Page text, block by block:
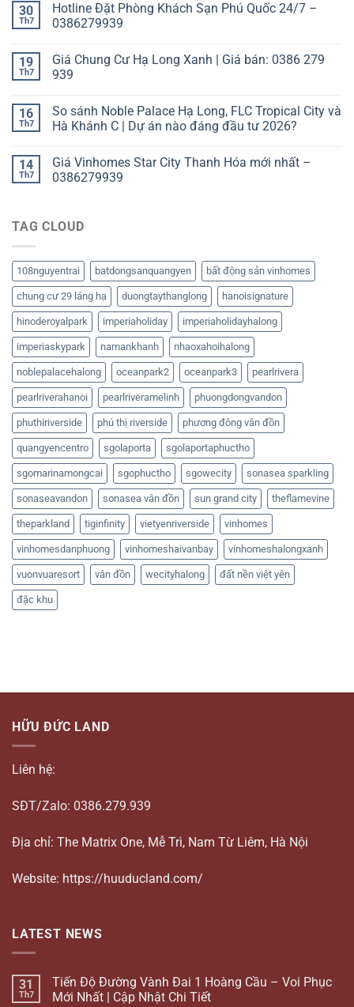
30
Th7
Hotline Đặt Phòng Khách Sạn Phú Quốc 24/7 –
0386279939
19
Th7
Giá Chung Cư Hạ Long Xanh | Giá bán: 0386 279
939
16
Th7
So sánh Noble Palace Hạ Long, FLC Tropical City và
Hà Khánh C | Dự án nào đáng đầu tư 2026?
14
Th7
Giá Vinhomes Star City Thanh Hóa mới nhất –
0386279939
TAG CLOUD
108nguyentrai batdongsanquangyen bất động sản vinhomes
chung cư 29 láng hạ duongtaythanglong hanoisignature
hinoderoyalpark imperiaholiday imperiaholidayhalong
imperiaskypark namankhanh nhaoxahoihalong
noblepalacehalong oceanpark2 oceanpark3 pearlrivera
pearlriverahanoi pearlriveramelinh phuongdongvandon
phuthiriverside phú thị riverside phương đông vân đồn
quangyencentro sgolaporta sgolaportaphuctho
sgomarinamongcai sgophuctho sgowecity sonasea sparkling
sonaseavandon sonasea vân đồn sun grand city theflamevine
theparkland tiginfinity vietyenriverside vinhomes
vinhomesdanphuong vinhomeshaivanbay vinhomeshalongxanh
vuonvuaresort vân đồn wecityhalong đất nền việt yên
đặc khu
HỮU ĐỨC LAND
Liên hệ:
SĐT/Zalo: 0386.279.939
Địa chỉ: The Matrix One, Mễ Trì, Nam Từ Liêm, Hà Nội
Website: https://huuducland.com/
LATEST NEWS
31
Th7
Tiến Độ Đường Vành Đai 1 Hoàng Cầu – Voi Phục
Mới Nhất | Cập Nhật Chi Tiết